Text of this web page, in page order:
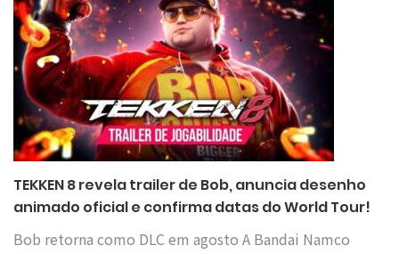
TEKKEN 8 revela trailer de Bob, anuncia desenho
animado oficial e confirma datas do World Tour!
Bob retorna como DLC em agosto A Bandai Namco